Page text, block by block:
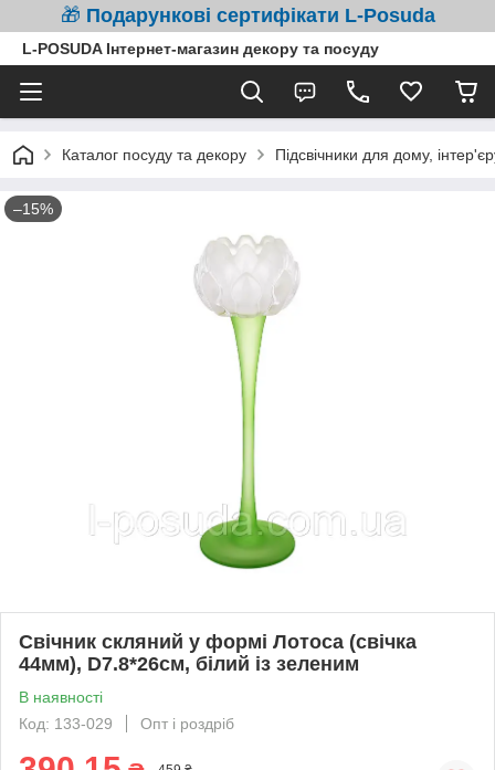
🎁 Подарункові сертифікати L-Posuda
L-POSUDA Інтернет-магазин декору та посуду
Каталог посуду та декору Підсвічники для дому,
–15%
Свічник скляний у формі Лотоса (свічка
44мм), D7.8*26см, білий із зеленим
В наявності
Код: 133-029
Опт і роздріб